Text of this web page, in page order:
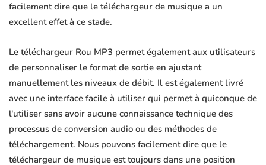
facilement dire que le téléchargeur de musique a un
excellent effet à ce stade.
Le téléchargeur Rou MP3 permet également aux utilisateurs
de personnaliser le format de sortie en ajustant
manuellement les niveaux de débit. Il est également livré
avec une interface facile à utiliser qui permet à quiconque de
l'utiliser sans avoir aucune connaissance technique des
processus de conversion audio ou des méthodes de
téléchargement. Nous pouvons facilement dire que le
téléchargeur de musique est toujours dans une position